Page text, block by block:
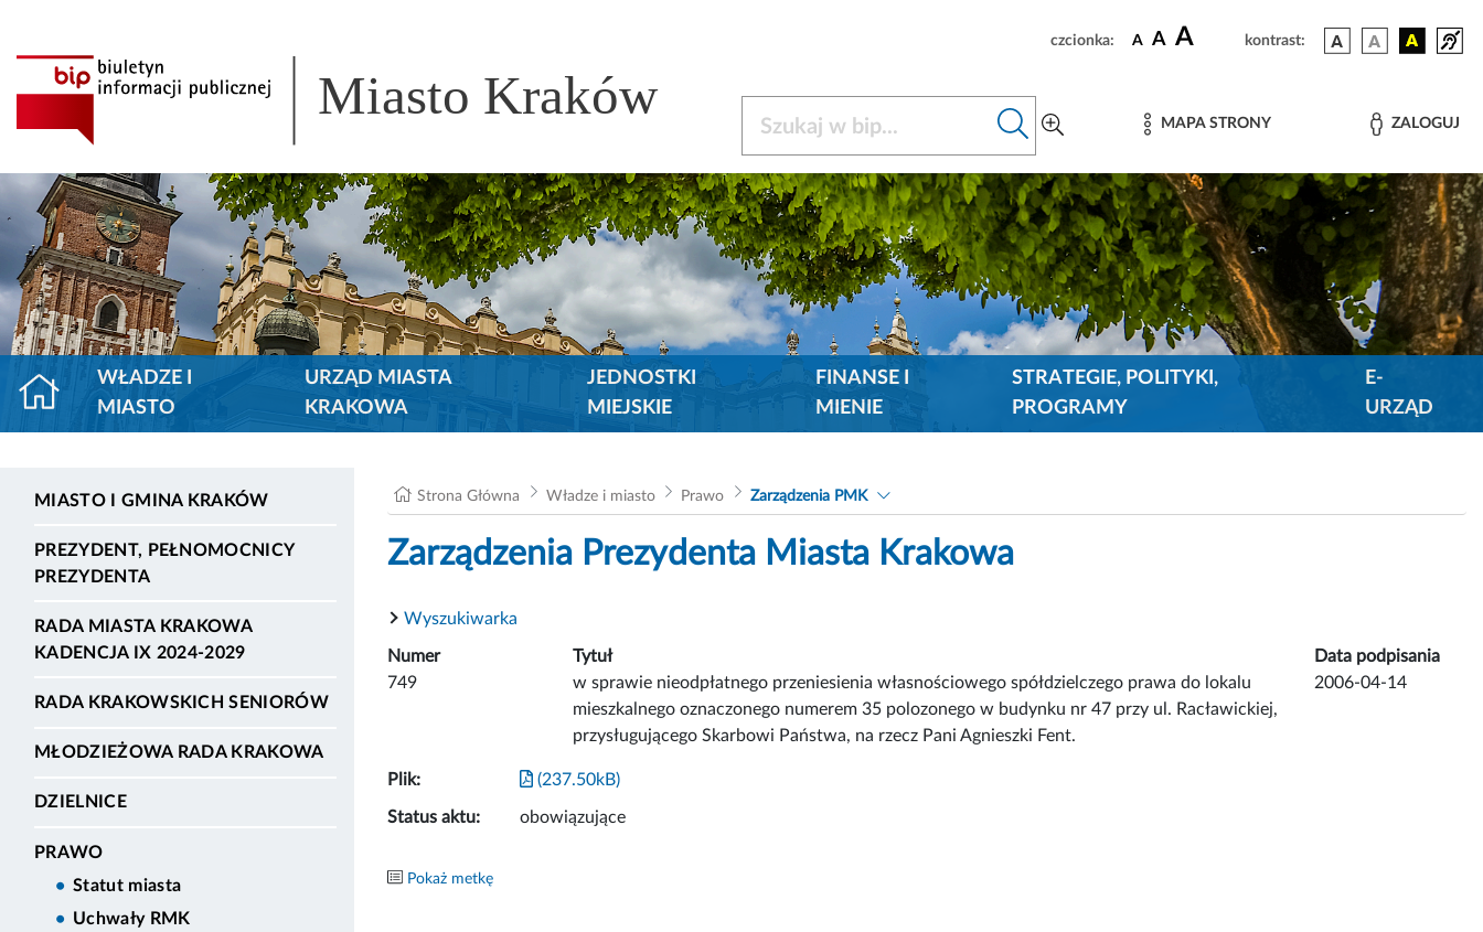
czcionka: A A A kontrast:
Miasto Kraków MAPA STRONY ZALOGUJ
WŁADZE I
MIASTO
URZĄD MIASTA
KRAKOWA
JEDNOSTKI
MIEJSKIE
FINANSE I
MIENIE
STRATEGIE, POLITYKI,
PROGRAMY
E-
URZĄD
MIASTO I GMINA KRAKÓW
PREZYDENT, PEŁNOMOCNICY
PREZYDENTA
RADA MIASTA KRAKOWA
KADENCJA IX 2024-2029
RADA KRAKOWSKICH SENIORÓW
MŁODZIEŻOWA RADA KRAKOWA
DZIELNICE
PRAWO
Statut miasta
Uchwały RMK
Strona Główna Władze i miasto Prawo Zarządzenia PMK
Zarządzenia Prezydenta Miasta Krakowa
Wyszukiwarka
Numer Tytuł
Data podpisania
749
w sprawie nieodpłatnego przeniesienia własnościowego spółdzielczego prawa do lokalu
mieszkalnego oznaczonego numerem 35 polozonego w budynku nr 47 przy ul. Racławickiej,
przysługującego Skarbowi Państwa, na rzecz Pani Agnieszki Fent.
2006-04-14
Plik: (237.50kB)
Status aktu: obowiązujące
Pokaż metkę